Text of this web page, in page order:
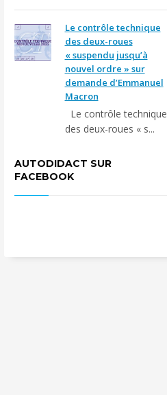
Le contrôle technique
des deux-roues
« suspendu jusqu’à
nouvel ordre » sur
demande d’Emmanuel
Macron
Le contrôle technique
des deux-roues « s...
AUTODIDACT SUR
FACEBOOK